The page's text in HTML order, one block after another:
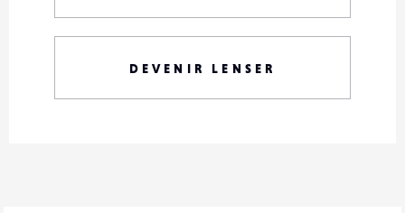
DEVENIR LENSER